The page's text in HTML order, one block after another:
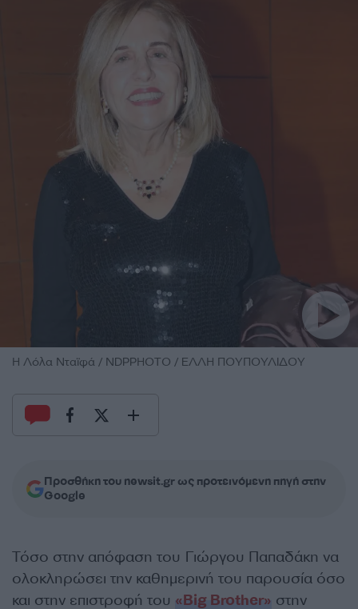
H Λόλα Νταϊφά / NDPPHOTO / ΕΛΛΗ ΠΟΥΠΟΥΛΙΔΟΥ
Προσθήκη του newsit.gr ως προτεινόμενη πηγή στην
Google
Τόσο στην απόφαση του Γιώργου Παπαδάκη να
ολοκληρώσει την καθημερινή του παρουσία όσο
και στην επιστροφή του «Big Brother» στην